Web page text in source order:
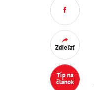
Zdieľať
Tip na
článok